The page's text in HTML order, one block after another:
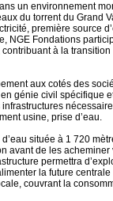
un environnement
du torrent du Grand
première source
NGE Fondations
à la
aux cotés des
génie civil spécifique
usine, prise d’eau.
située à 1 720
avant de les acheminer
permettra
la future
couvrant la